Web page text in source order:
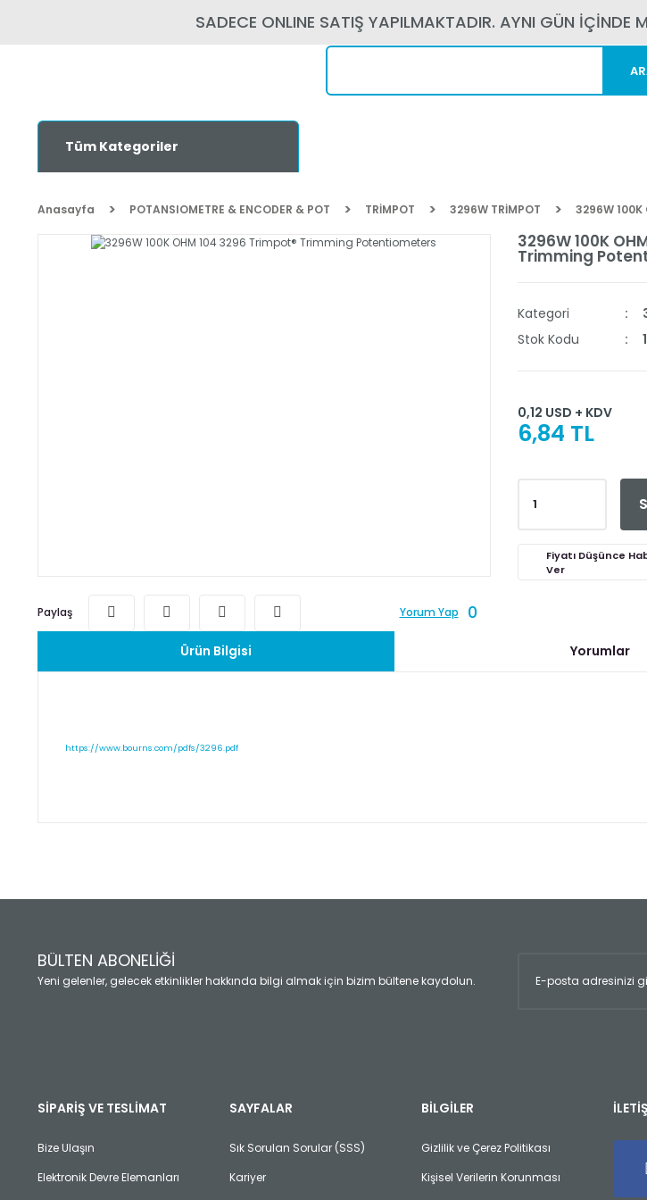
SADECE ONLINE SATIŞ YAPILMAKTADIR. AYNI GÜN İÇİNDE
Tüm Kategoriler
Anasayfa POTANSIOMETRE & ENCODER & POT TRİMPOT 3296W TRİMPOT 3296W
Paylaş Yorum Yap 0
3296W 100K
Trimming
Kategori
Stok Kodu
0,12 USD + KDV
6,84 TL
Fiyatı Düşünce
Ver
Ürün Bilgisi Yorumlar
https://www.bourns.com/pdfs/3296.pdf
Yorum Yaz
Ürün açıklamasında eksik bilgiler bulunuyor.
Ürün fiyatı diğer sitelerden daha pahalı.
Bu ürüne benzer farklı alternatifler olmalı.
BÜLTEN ABONELİĞİ
Yeni gelenler, gelecek etkinlikler hakkında bilgi almak için bizim bültene kaydolun.
SİPARİŞ VE TESLİMAT
Bize Ulaşın
Elektronik Devre Elemanları
SAYFALAR
Sık Sorulan Sorular (SSS)
Kariyer
BİLGİLER
Gizlilik ve Çerez Politikası
Kişisel Verilerin Korunması